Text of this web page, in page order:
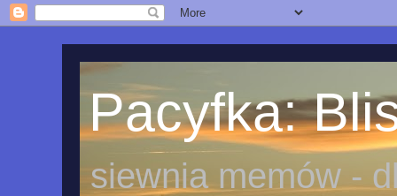
Pacyfka:
siewnia memów -